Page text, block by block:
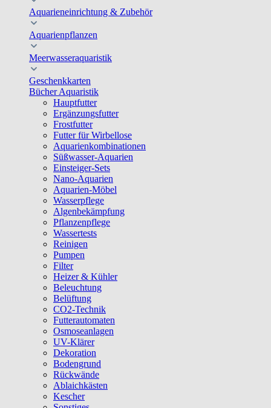
Aquarieneinrichtung & Zubehör
Aquarienpflanzen
Meerwasseraquaristik
Geschenkkarten
Bücher Aquaristik
Hauptfutter
Ergänzungsfutter
Frostfutter
Futter für Wirbellose
Aquarienkombinationen
Süßwasser-Aquarien
Einsteiger-Sets
Nano-Aquarien
Aquarien-Möbel
Wasserpflege
Algenbekämpfung
Pflanzenpflege
Wassertests
Reinigen
Pumpen
Filter
Heizer & Kühler
Beleuchtung
Belüftung
CO2-Technik
Futterautomaten
Osmoseanlagen
UV-Klärer
Dekoration
Bodengrund
Rückwände
Ablaichkästen
Kescher